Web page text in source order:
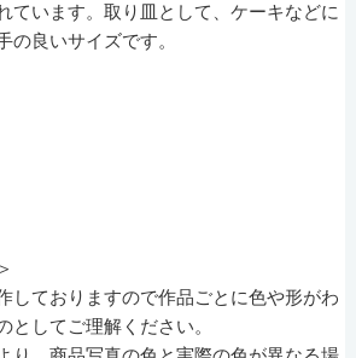
ています。取り皿として、ケーキなどに
の良いサイズです。
しておりますので作品ごとに色や形がわ
としてご理解ください。